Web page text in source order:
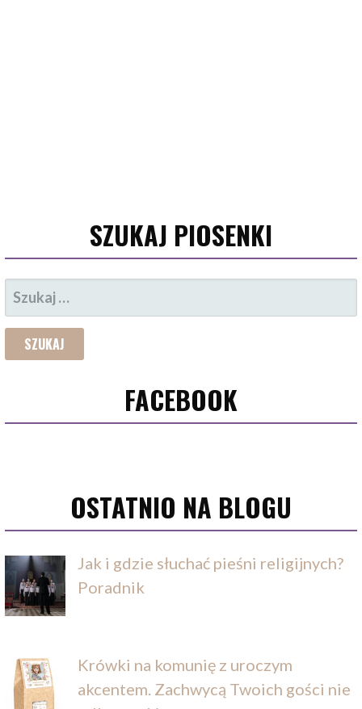
SZUKAJ PIOSENKI
SZUKAJ:
FACEBOOK
OSTATNIO NA BLOGU
Jak i gdzie słuchać pieśni religijnych?
Poradnik
Krówki na komunię z uroczym
akcentem. Zachwycą Twoich gości nie